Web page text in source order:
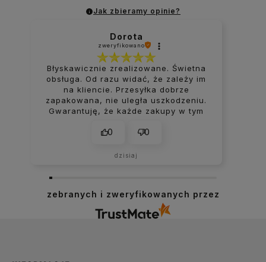
Jak zbieramy opinie?
Dorota
zweryfikowano
Błyskawicznie zrealizowane. Świetna
obsługa. Od razu widać, że zależy im
na kliencie. Przesyłka dobrze
zapakowana, nie uległa uszkodzeniu.
Gwarantuję, że każde zakupy w tym
ustach.
0 0
dzisiaj
zebranych i zweryfikowanych przez